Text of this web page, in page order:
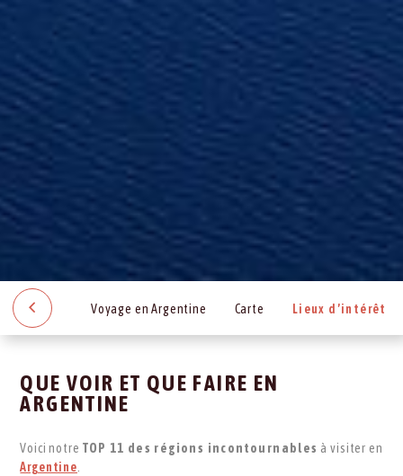
Voyage en Argentine Carte Lieux d’intérêt
QUE VOIR ET QUE FAIRE EN
ARGENTINE
Voici notre TOP 11 des régions incontournables à visiter en
Argentine